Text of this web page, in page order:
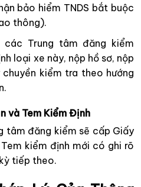
bảo hiểm TNDS bắt buộc
thông).
Trung tâm đăng kiểm
loại xe này, nộp hồ sơ, nộp
kiểm tra theo hướng
và Tem Kiểm Định
tâm đăng kiểm sẽ cấp Giấy
kiểm định mới có ghi rõ
tiếp theo.